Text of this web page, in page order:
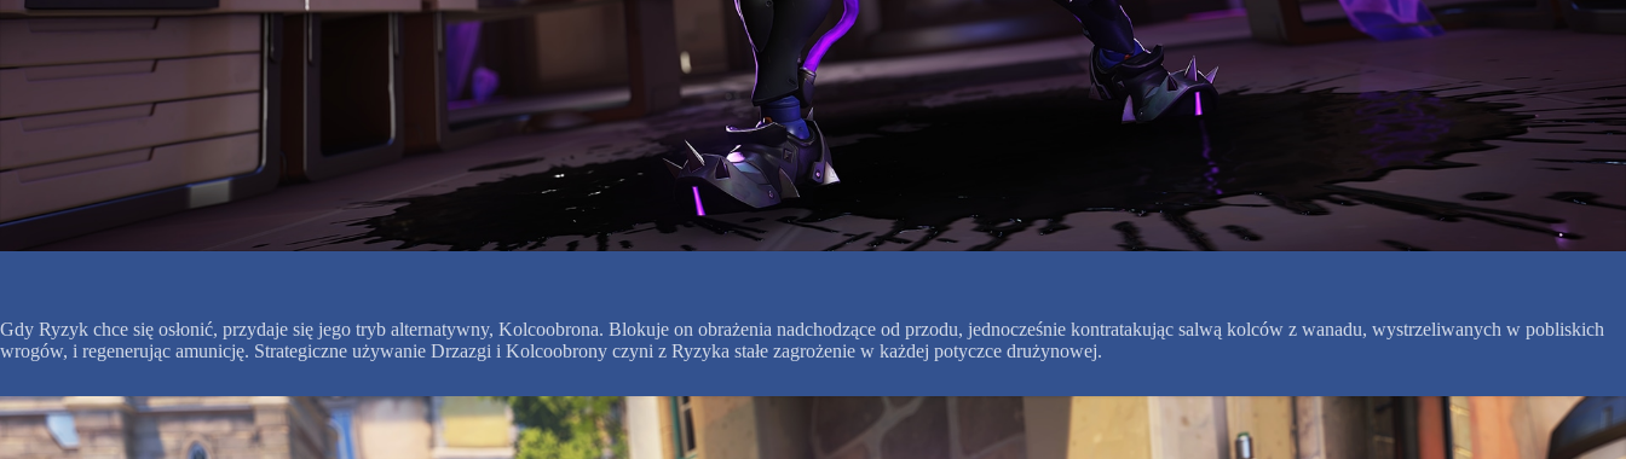
Gdy Ryzyk chce się osłonić, przydaje się jego tryb alternatywny, Kolcoobrona. Blokuje on obrażenia nadchodzące od przodu, jednocześnie kontratakując salwą kolców z wanadu, wystrzeliwanych w pobliskich
wrogów, i regenerując amunicję. Strategiczne używanie Drzazgi i Kolcoobrony czyni z Ryzyka stałe zagrożenie w każdej potyczce drużynowej.